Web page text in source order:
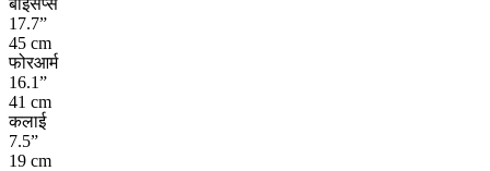
17.7”
45 cm
फोरआर्म
16.1”
41 cm
कलाई
7.5”
19 cm